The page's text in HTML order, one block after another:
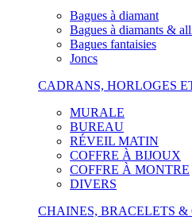
Bagues à diamant
Bagues à diamants &
Bagues fantaisies
Joncs
CADRANS, HORLOGES
MURALE
BUREAU
RÉVEIL MATIN
COFFRE À BIJOUX
COFFRE À MONTRE
DIVERS
CHAINES, BRACELETS &